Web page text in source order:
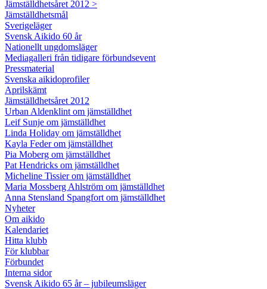
Jämställdhetsåret 2012 >
Jämställdhetsmål
Sverigeläger
Svensk Aikido 60 år
Nationellt ungdomsläger
Mediagalleri från tidigare förbundsevent
Pressmaterial
Svenska aikidoprofiler
Aprilskämt
Jämställdhetsåret 2012
Urban Aldenklint om jämställdhet
Leif Sunje om jämställdhet
Linda Holiday om jämställdhet
Kayla Feder om jämställdhet
Pia Moberg om jämställdhet
Pat Hendricks om jämställdhet
Micheline Tissier om jämställdhet
Maria Mossberg Ahlström om jämställdhet
Anna Stensland Spangfort om jämställdhet
Nyheter
Om aikido
Kalendariet
Hitta klubb
För klubbar
Förbundet
Interna sidor
Svensk Aikido 65 år – jubileumsläger